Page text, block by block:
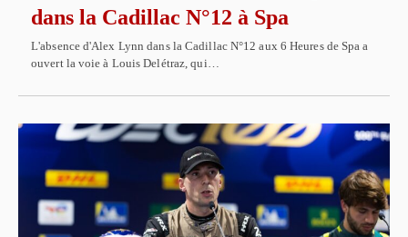
dans la Cadillac N°12 à Spa
L'absence d'Alex Lynn dans la Cadillac N°12 aux 6 Heures de Spa a
ouvert la voie à Louis Delétraz, qui…